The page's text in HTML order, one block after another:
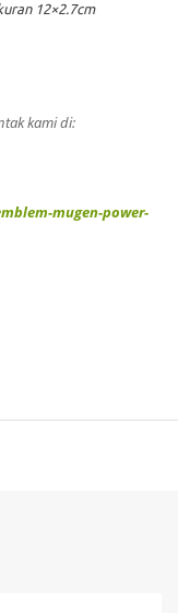
12×2.7cm
kami di:
mugen-power-